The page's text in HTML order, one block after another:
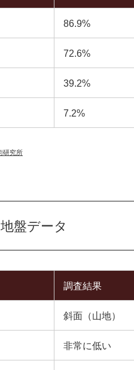
86.9%
72.6%
39.2%
7.2%
研究所
盤データ
調査結果
斜面（山地）
非常に低い